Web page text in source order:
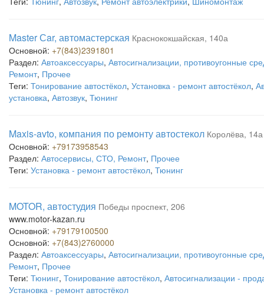
Master Сar, автомастерская Краснококшайская, 140а
Основной: +7(843)2391801
Раздел: Автоаксессуары, Автосигнализации, противоугонные
Ремонт, Прочее
Теги: Тонирование автостёкол, Установка - ремонт автостёкол,
установка, Автозвук, Тюнинг
Maxis-avto, компания по ремонту автостекол Королёва, 14а
Основной: +79173958543
Раздел: Автосервисы, СТО, Ремонт, Прочее
Теги: Установка - ремонт автостёкол, Тюнинг
MOTOR, автостудия Победы проспект, 206
www.motor-kazan.ru
Основной: +79179100500
Основной: +7(843)2760000
Раздел: Автоаксессуары, Автосигнализации, противоугонные
Ремонт, Прочее
Теги: Тюнинг, Тонирование автостёкол, Автосигнализации -
Установка - ремонт автостёкол